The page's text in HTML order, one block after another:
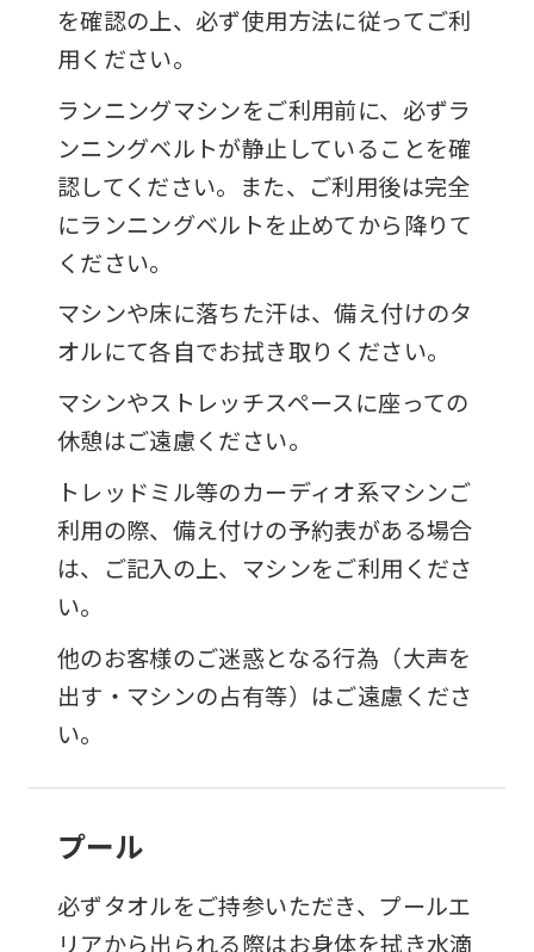
を確認の上、必ず使用方法に従ってご利
用ください。
ランニングマシンをご利用前に、必ずラ
ンニングベルトが静止していることを確
認してください。また、ご利用後は完全
にランニングベルトを止めてから降りて
ください。
マシンや床に落ちた汗は、備え付けのタ
オルにて各自でお拭き取りください。
マシンやストレッチスペースに座っての
休憩はご遠慮ください。
トレッドミル等のカーディオ系マシンご
利用の際、備え付けの予約表がある場合
は、ご記入の上、マシンをご利用くださ
い。
他のお客様のご迷惑となる行為（大声を
出す・マシンの占有等）はご遠慮くださ
い。
プール
必ずタオルをご持参いただき、プールエ
リアから出られる際はお身体を拭き水滴